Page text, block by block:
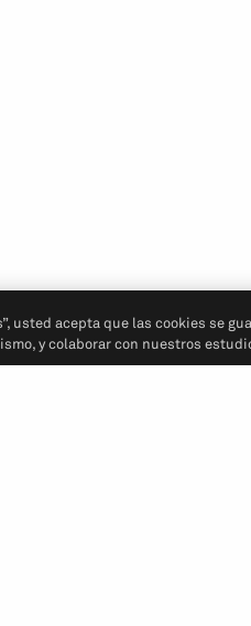
usted acepta que las cookies se
y colaborar con nuestros